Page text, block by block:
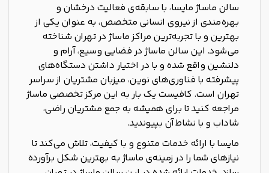
سالن ماساژ مایسا، با سابقه‌ی فعالیت درخشان و
بهره‌مندی از نیروی انسانی متخصص، به عنوان یکی از
بهترین و با تجربه‌ترین مراکز ماساژ در تهران شناخته
می‌شود. این سالن ماساژ در فضایی وسیع، آرام و
دلنشین واقع شده و با در اختیار داشتن دستگاه‌های
پیشرفته با فناوری‌های نوین، میزبان مشتریان از سراسر
تهران است. کافیست یک بار به این مرکز تخصصی ماساژ
مراجعه کنید تا برای همیشه به جمع مشتریان راضی،
شاداب و با نشاط آن بپیوندید.
مایسا با ارائه خدمات متنوع و با کیفیت، تلاش می‌کند تا
نیازهای شما را در زمینه‌ی ماساژ به بهترین شکل برآورده